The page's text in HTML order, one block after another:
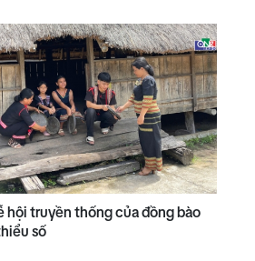
hội truyền thống của đồng bào
số